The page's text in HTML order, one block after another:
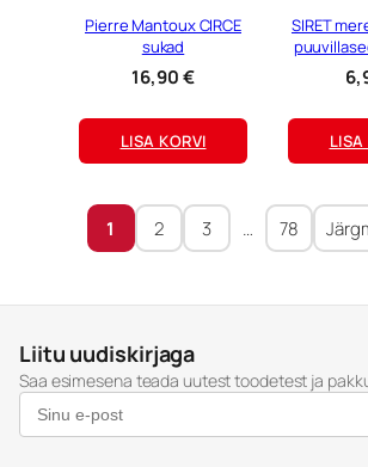
Pierre Mantoux CIRCE
sukad
16,90€
LISA KORVI
SIRET
LISA
1 2 3 … 78
Liitu uudiskirjaga
Saa esimesena teada uutest toodetest ja